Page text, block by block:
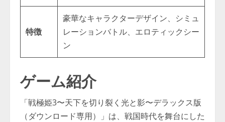
特徴
豪華なキャラクターデザイン、シミュ
レーションバトル、エロティックシー
ン
ゲーム紹介
「戦極姫3〜天下を切り裂く光と影〜デラックス版
（ダウンロード専用）」は、戦国時代を舞台にした